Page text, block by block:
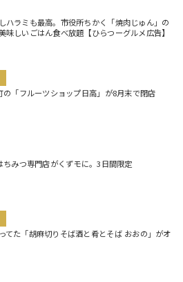
ハラミも最高。市役所ちかく「焼肉じゅん」の
味しいごはん食べ放題【ひらつーグルメ広告】
の「フルーツショップ日高」が8月末で閉店
ちみつ専門店がくずモに。3日間限定
てた「胡麻切りそば酒と肴とそば おおの」がオ